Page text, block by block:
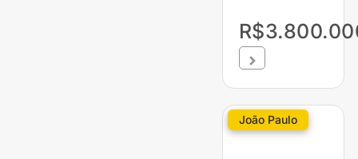
João Paulo